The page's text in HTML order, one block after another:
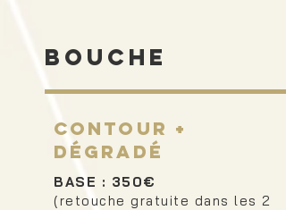
bouche
Contour +
dégradé
BASE : 350€
(retouche gratuite dans les 2